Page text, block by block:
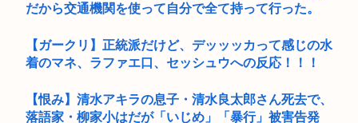
だから交通機関を使って自分で全て持って行った。
【ガークリ】正統派だけど、デッッッカって感じの水
着のマネ、ラファエ口、セッシュウへの反応！！！
【恨み】清水アキラの息子・清水良太郎さん死去で、
落語家・柳家小はだが「いじめ」「暴行」被害告発